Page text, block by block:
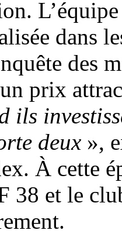
dans
des
prix
ils
deux »,
À cette
38 et le